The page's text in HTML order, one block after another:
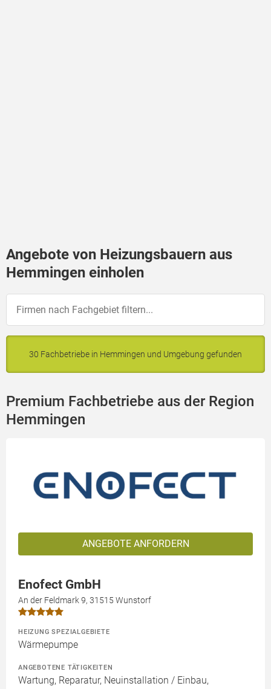
Angebote von Heizungsbauern aus
Hemmingen einholen
30 Fachbetriebe in Hemmingen und Umgebung gefunden
Premium Fachbetriebe aus der Region
Hemmingen
ANGEBOTE ANFORDERN
Enofect GmbH
An der Feldmark 9, 31515 Wunstorf
HEIZUNG SPEZIALGEBIETE
Wärmepumpe
ANGEBOTENE TÄTIGKEITEN
Wartung, Reparatur, Neuinstallation / Einbau,